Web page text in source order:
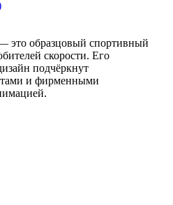
образцовый спортивный
скорости. Его
подчёркнут
и фирменными